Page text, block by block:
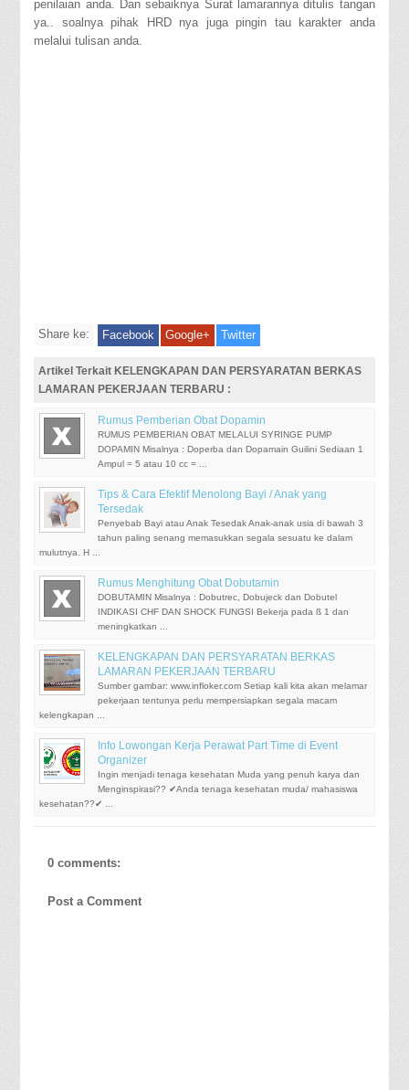
penilaian anda. Dan sebaiknya Surat lamarannya ditulis tangan
ya.. soalnya pihak HRD nya juga pingin tau karakter anda
melalui tulisan anda.
Share ke: Facebook Google+ Twitter
Artikel Terkait KELENGKAPAN DAN PERSYARATAN BERKAS
LAMARAN PEKERJAAN TERBARU :
Rumus Pemberian Obat Dopamin
RUMUS PEMBERIAN OBAT MELALUI SYRINGE PUMP
DOPAMIN Misalnya : Doperba dan Dopamain Guilini Sediaan 1
Ampul = 5 atau 10 cc = ...
Tips & Cara Efektif Menolong Bayi / Anak yang
Tersedak
Penyebab Bayi atau Anak Tesedak Anak-anak usia di bawah 3
tahun paling senang memasukkan segala sesuatu ke dalam
mulutnya. H ...
Rumus Menghitung Obat Dobutamin
DOBUTAMIN Misalnya : Dobutrec, Dobujeck dan Dobutel
INDIKASI CHF DAN SHOCK FUNGSI Bekerja pada ß 1 dan
meningkatkan ...
KELENGKAPAN DAN PERSYARATAN BERKAS
LAMARAN PEKERJAAN TERBARU
Sumber gambar: www.infloker.com Setiap kali kita akan melamar
pekerjaan tentunya perlu mempersiapkan segala macam
kelengkapan ...
Info Lowongan Kerja Perawat Part Time di Event
Organizer
Ingin menjadi tenaga kesehatan Muda yang penuh karya dan
Menginspirasi?? ✔Anda tenaga kesehatan muda/ mahasiswa
kesehatan??✔ ...
0 comments:
Post a Comment